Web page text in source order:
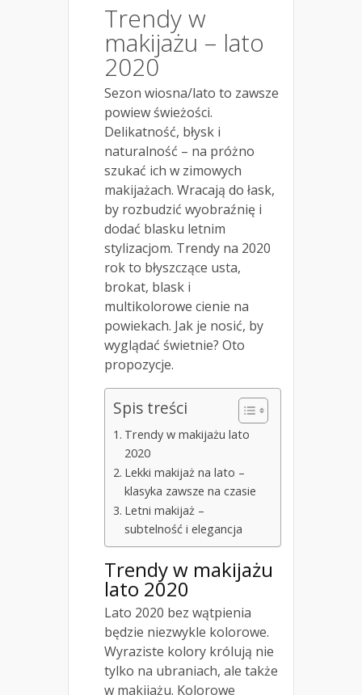
Trendy w
makijażu – lato
2020
Sezon wiosna/lato to zawsze
powiew świeżości.
Delikatność, błysk i
naturalność – na próżno
szukać ich w zimowych
makijażach. Wracają do łask,
by rozbudzić wyobraźnię i
dodać blasku letnim
stylizacjom. Trendy na 2020
rok to błyszczące usta,
brokat, blask i
multikolorowe cienie na
powiekach. Jak je nosić, by
wyglądać świetnie? Oto
propozycje.
Spis treści
Trendy w makijażu lato
2020
Lekki makijaż na lato –
klasyka zawsze na czasie
Letni makijaż –
subtelność i elegancja
Trendy w makijażu
lato 2020
Lato 2020 bez wątpienia
będzie niezwykle kolorowe.
Wyraziste kolory królują nie
tylko na ubraniach, ale także
w makijażu. Kolorowe